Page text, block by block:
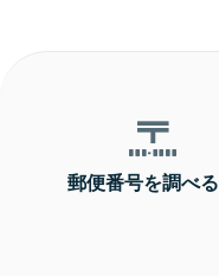
郵便番号を調べる